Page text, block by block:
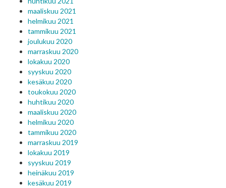
maaliskuu 2021
helmikuu 2021
tammikuu 2021
joulukuu 2020
marraskuu 2020
lokakuu 2020
syyskuu 2020
kesäkuu 2020
toukokuu 2020
huhtikuu 2020
maaliskuu 2020
helmikuu 2020
tammikuu 2020
marraskuu 2019
lokakuu 2019
syyskuu 2019
heinäkuu 2019
kesäkuu 2019